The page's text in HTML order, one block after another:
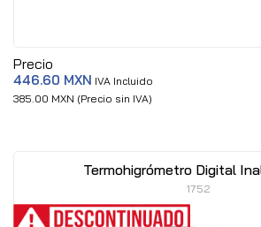
Precio
446.60 MXN IVA Incluido
385.00 MXN (Precio sin IVA)
Termohigrómetro Digital
1752